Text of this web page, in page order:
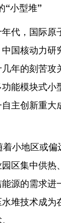
“小型堆”
代，国际原
国核动力
年的刻苦攻
能模块式小
主创新重大
小地区或
区集中供热
源的需求进
堆技术成为